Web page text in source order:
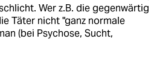
Wer z.B. die gegenwärtig
Täter nicht "ganz normale
(bei Psychose, Sucht,